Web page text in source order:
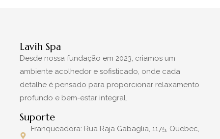
Lavih Spa
Desde nossa fundação em 2023, criamos um
ambiente acolhedor e sofisticado, onde cada
detalhe é pensado para proporcionar relaxamento
profundo e bem-estar integral.
Suporte
Franqueadora: Rua Raja Gabaglia, 1175, Quebec,